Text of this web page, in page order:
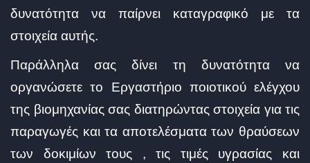
δυνατότητα να παίρνει καταγραφικό με τα
στοιχεία αυτής.
Παράλληλα σας δίνει τη δυνατότητα να
οργανώσετε το Εργαστήριο ποιοτικού ελέγχου
της βιομηχανίας σας διατηρώντας στοιχεία για τις
παραγωγές και τα αποτελέσματα των θραύσεων
των δοκιμίων τους , τις τιμές υγρασίας και